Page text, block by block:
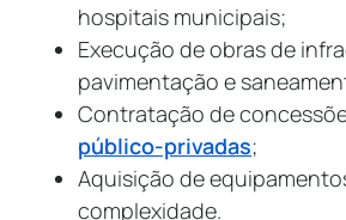
hospitais municipais;
Execução de obras de
pavimentação e
Contratação de
público-privadas;
Aquisição de
complexidade.